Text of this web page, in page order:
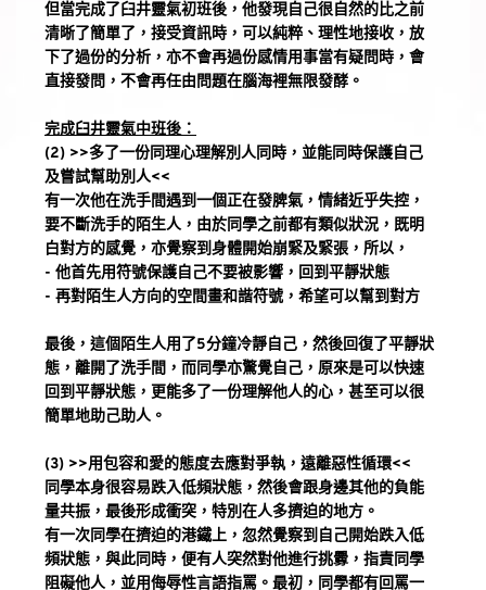
但當完成了臼井靈氣初班後，他發現自己很自然的比之前
清晰了簡單了，接受資訊時，可以純粹、理性地接收，放
下了過份的分析，亦不會再過份感情用事當有疑問時，會
直接發問，不會再任由問題在腦海裡無限發酵。
完成臼井靈氣中班後：
(2) >>多了一份同理心理解別人同時，並能同時保護自己
及嘗試幫助別人<<
有一次他在洗手間遇到一個正在發脾氣，情緒近乎失控，
要不斷洗手的陌生人，由於同學之前都有類似狀況，既明
白對方的感覺，亦覺察到身體開始崩緊及緊張，所以，
- 他首先用符號保護自己不要被影響，回到平靜狀態
- 再對陌生人方向的空間畫和諧符號，希望可以幫到對方
最後，這個陌生人用了5分鐘冷靜自己，然後回復了平靜狀
態，離開了洗手間，而同學亦驚覺自己，原來是可以快速
回到平靜狀態，更能多了一份理解他人的心，甚至可以很
簡單地助己助人。
(3) >>用包容和愛的態度去應對爭執，遠離惡性循環<<
同學本身很容易跌入低頻狀態，然後會跟身邊其他的負能
量共振，最後形成衝突，特別在人多擠迫的地方。
有一次同學在擠迫的港鐵上，忽然覺察到自己開始跌入低
頻狀態，與此同時，便有人突然對他進行挑釁，指責同學
阻礙他人，並用侮辱性言語指罵。最初，同學都有回罵一